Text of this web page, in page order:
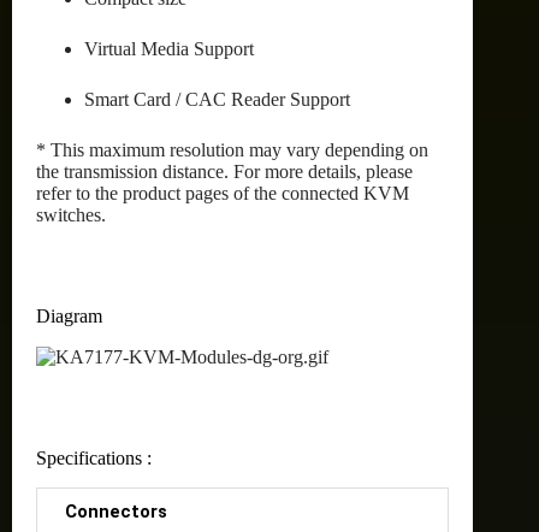
Virtual Media Support
Smart Card / CAC Reader Support
* This maximum resolution may vary depending on
the transmission distance. For more details, please
refer to the product pages of the connected KVM
switches.
Diagram
Specifications :
Connectors